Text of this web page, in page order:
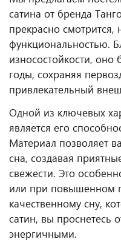
сатина от бренда
прекрасно смотрится,
функциональностью.
износостойкости, оно
годы, сохраняя
привлекательный
Одной из ключевых
является его
Материал позволяет
сна, создавая
свежести. Это
или при повышенном
качественному сну,
сатин, вы проснетесь
энергичными.